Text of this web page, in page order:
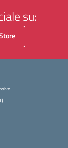
su:
iniziale della scuola